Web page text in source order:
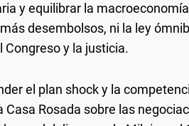
y equilibrar la
desembolsos, ni la ley
y la justicia.
el plan shock y la
Casa Rosada sobre las